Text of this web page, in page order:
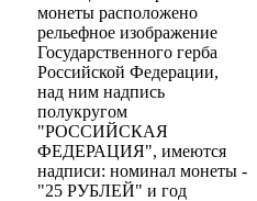
монеты расположено
рельефное изображение
Государственного герба
Российской Федерации,
над ним надпись
полукругом
"РОССИЙСКАЯ
ФЕДЕРАЦИЯ", имеются
надписи: номинал монеты -
"25 РУБЛЕЙ" и год